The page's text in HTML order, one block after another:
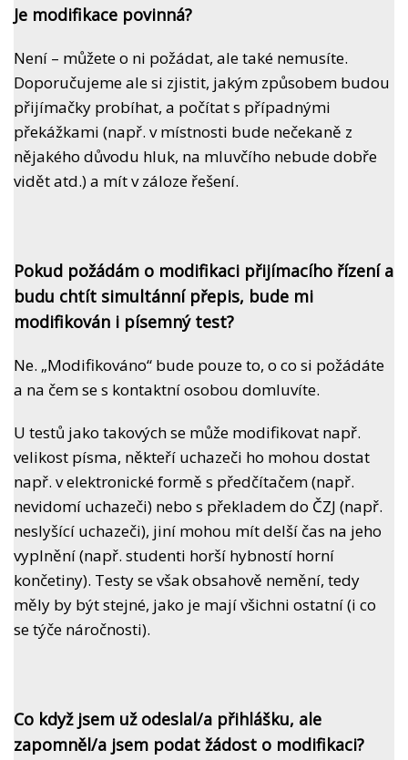
Je modifikace povinná?
Není – můžete o ni požádat, ale také nemusíte.
Doporučujeme ale si zjistit, jakým způsobem budou
přijímačky probíhat, a počítat s případnými
překážkami (např. v místnosti bude nečekaně z
nějakého důvodu hluk, na mluvčího nebude dobře
vidět atd.) a mít v záloze řešení.
Pokud požádám o modifikaci přijímacího řízení a
budu chtít simultánní přepis, bude mi
modifikován i písemný test?
Ne. „Modifikováno“ bude pouze to, o co si požádáte
a na čem se s kontaktní osobou domluvíte.
U testů jako takových se může modifikovat např.
velikost písma, někteří uchazeči ho mohou dostat
např. v elektronické formě s předčítačem (např.
nevidomí uchazeči) nebo s překladem do ČZJ (např.
neslyšící uchazeči), jiní mohou mít delší čas na jeho
vyplnění (např. studenti horší hybností horní
končetiny). Testy se však obsahově nemění, tedy
měly by být stejné, jako je mají všichni ostatní (i co
se týče náročnosti).
Co když jsem už odeslal/a přihlášku, ale
zapomněl/a jsem podat žádost o modifikaci?